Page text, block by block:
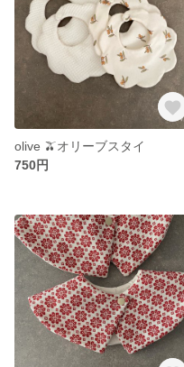
olive 🫒オリーブスタイ
750円